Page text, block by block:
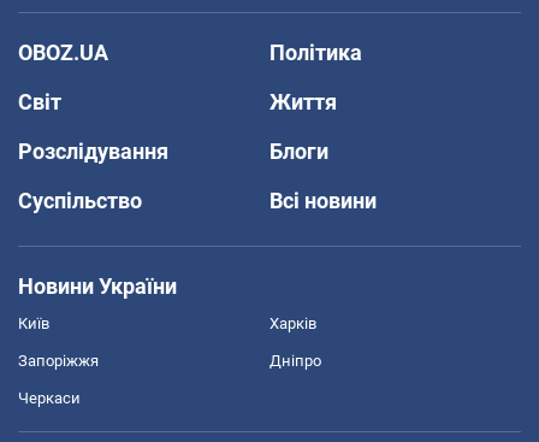
OBOZ.UA
Політика
Світ
Життя
Розслідування
Блоги
Суспільство
Всі новини
Новини України
Київ Харків
Запоріжжя Дніпро
Черкаси